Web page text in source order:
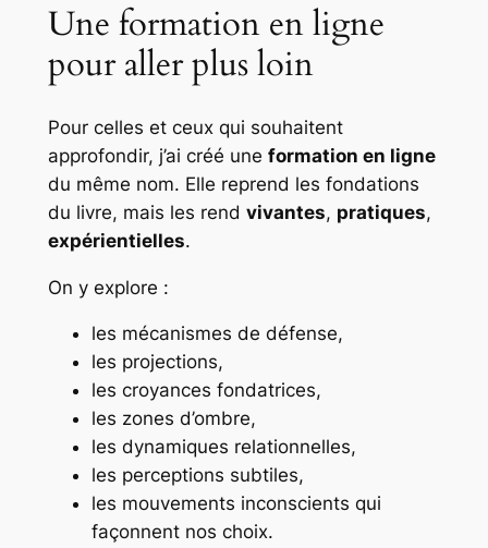
Une formation en ligne
pour aller plus loin
Pour celles et ceux qui souhaitent
approfondir, j’ai créé une formation en ligne
du même nom. Elle reprend les fondations
du livre, mais les rend vivantes, pratiques,
expérientielles.
On y explore :
les mécanismes de défense,
les projections,
les croyances fondatrices,
les zones d’ombre,
les dynamiques relationnelles,
les perceptions subtiles,
les mouvements inconscients qui
façonnent nos choix.